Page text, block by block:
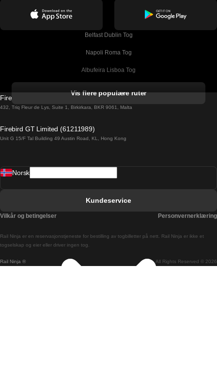
Belfast Dublin Tog
Napoli Roma Tog
Albufeira Lisboa Tog
Barcelona Madrid Tog
Barcelona Sevilla Tog
Budapest Prague Tog
Vis flere populære ruter
Firebird GT Limited (OC 1451)
432, Triq Fleur de Lys, Suite 1, Birkirkara, BKR 9061, Malta
Firebird GT Limited (61211989)
Unit G 15/F Tal Building 49 Austin Road, KL, Hong Kong
Rail Ninja ® All Rights Reserved © 2026
Rail Ninja er en reservasjons­tjeneste for bestilling av togbilletter på nett. Rail Ninja er ikke et
togselskap og eier eller driver ingen tog.
Norsk
Kundeservice
Vilkår og betingelser Personvernerklæring